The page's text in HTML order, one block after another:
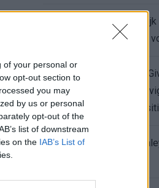
of your personal or
opt-out section to
you may
by us or personal
opt-out of the
list of downstream
on the IAB’s List of
Dortmund lonkt naar Hadj Moussa, terwijl Read deur op een kier laat: wacht Feyenoord een drukke zomer?
Voor de
WK meer dan alleen
18.
Afgewezen bod op
onderstreept de
De terugkeer van